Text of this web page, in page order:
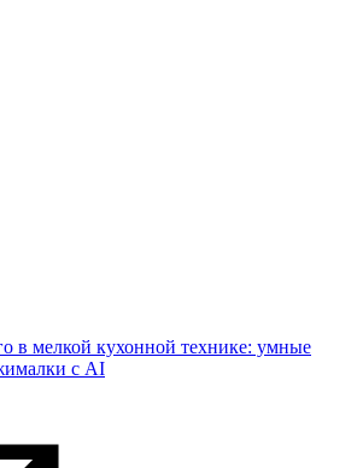
в мелкой кухонной технике: умные
с AI